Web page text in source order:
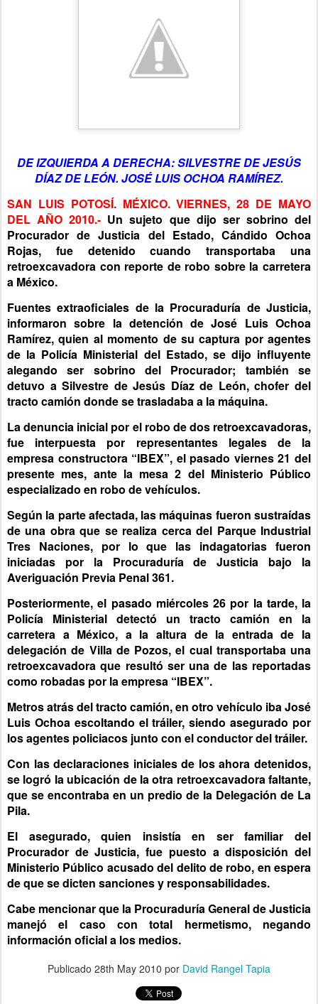
DE IZQUIERDA A DERECHA: SILVESTRE DE JESÚS
DÍAZ DE LEÓN. JOSÉ LUIS OCHOA RAMÍREZ.
SAN LUIS POTOSÍ. MÉXICO. VIERNES, 28 DE MAYO
DEL AÑO 2010.- Un sujeto que dijo ser sobrino del
Procurador de Justicia del Estado, Cándido Ochoa
Rojas, fue detenido cuando transportaba una
retroexcavadora con reporte de robo sobre la carretera
a México.
Fuentes extraoficiales de la Procuraduría de Justicia,
informaron sobre la detención de José Luis Ochoa
Ramírez, quien al momento de su captura por agentes
de la Policía Ministerial del Estado, se dijo influyente
alegando ser sobrino del Procurador; también se
detuvo a Silvestre de Jesús Díaz de León, chofer del
tracto camión donde se trasladaba a la máquina.
La denuncia inicial por el robo de dos retroexcavadoras,
fue interpuesta por representantes legales de la
empresa constructora “IBEX”, el pasado viernes 21 del
presente mes, ante la mesa 2 del Ministerio Público
especializado en robo de vehículos.
Según la parte afectada, las máquinas fueron sustraídas
de una obra que se realiza cerca del Parque Industrial
Tres Naciones, por lo que las indagatorias fueron
iniciadas por la Procuraduría de Justicia bajo la
Averiguación Previa Penal 361.
Posteriormente, el pasado miércoles 26 por la tarde, la
Policía Ministerial detectó un tracto camión en la
carretera a México, a la altura de la entrada de la
delegación de Villa de Pozos, el cual transportaba una
retroexcavadora que resultó ser una de las reportadas
como robadas por la empresa “IBEX”.
Metros atrás del tracto camión, en otro vehículo iba José
Luis Ochoa escoltando el tráiler, siendo asegurado por
los agentes policiacos junto con el conductor del tráiler.
Con las declaraciones iniciales de los ahora detenidos,
se logró la ubicación de la otra retroexcavadora faltante,
que se encontraba en un predio de la Delegación de La
Pila.
El asegurado, quien insistía en ser familiar del
Procurador de Justicia, fue puesto a disposición del
Ministerio Público acusado del delito de robo, en espera
de que se dicten sanciones y responsabilidades.
Cabe mencionar que la Procuraduría General de Justicia
manejó el caso con total hermetismo, negando
información oficial a los medios.
Publicado 28th May 2010 por David Rangel Tapia